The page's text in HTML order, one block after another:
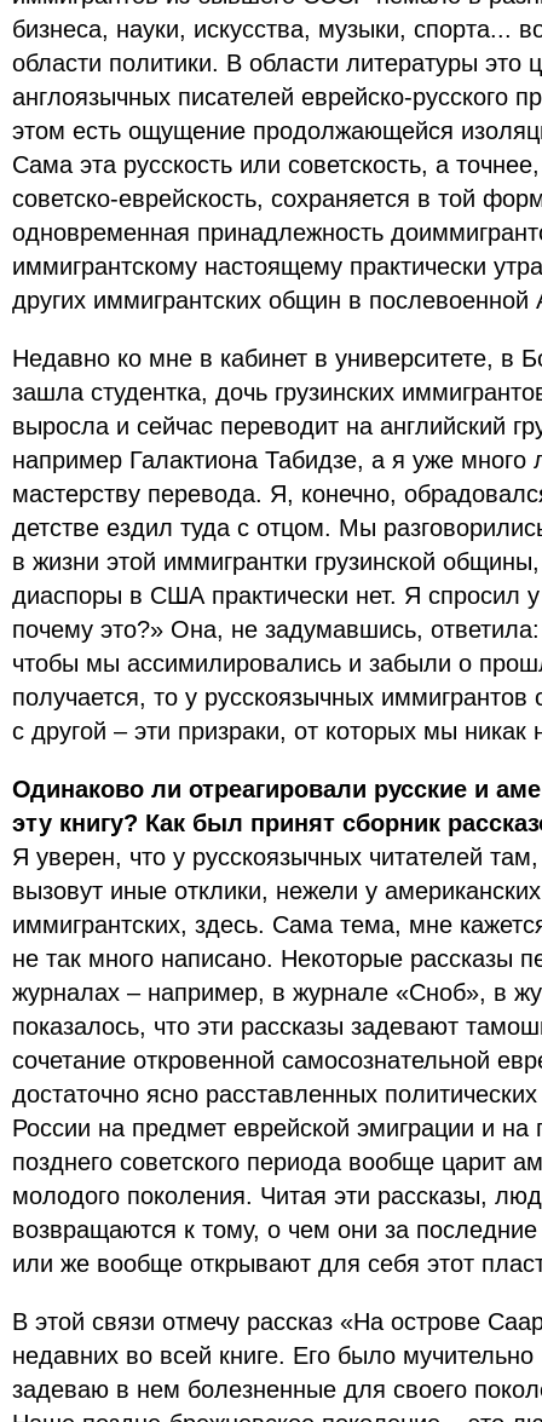
бизнеса, науки, искусства, музыки, спорта...
области политики. В области литературы это
англоязычных писателей еврейско-русского
этом есть ощущение продолжающейся
Сама эта русскость или советскость, а
советско-еврейскость, сохраняется в той
одновременная принадлежность
иммигрантскому настоящему практически
других иммигрантских общин в послевоенной
Недавно ко мне в кабинет в университете, в
зашла студентка, дочь грузинских
выросла и сейчас переводит на английский
например Галактиона Табидзе, а я уже много
мастерству перевода. Я, конечно,
детстве ездил туда с отцом. Мы
в жизни этой иммигрантки грузинской
диаспоры в США практически нет. Я спросил
почему это?» Она, не задумавшись,
чтобы мы ассимилировались и забыли о
получается, то у русскоязычных
с другой – эти призраки, от которых мы
Одинаково ли отреагировали русские и
эту книгу? Как был принят сборник
Я уверен, что у русскоязычных читателей
вызовут иные отклики, нежели у
иммигрантских, здесь. Сама тема, мне
не так много написано. Некоторые рассказы
журналах – например, в журнале «Сноб», в
показалось, что эти рассказы задевают
сочетание откровенной самосознательной
достаточно ясно расставленных
России на предмет еврейской эмиграции и на
позднего советского периода вообще царит
молодого поколения. Читая эти рассказы,
возвращаются к тому, о чем они за
или же вообще открывают для себя этот
В этой связи отмечу рассказ «На острове
недавних во всей книге. Его было мучительно
задеваю в нем болезненные для своего